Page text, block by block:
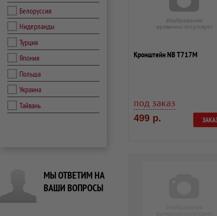
Белоруссия
Нидерланды
Турция
Япония
Польша
Украина
Тайвань
МЫ ОТВЕТИМ НА
ВАШИ ВОПРОСЫ
Кронштейн NB T717M
под заказ
499 р.